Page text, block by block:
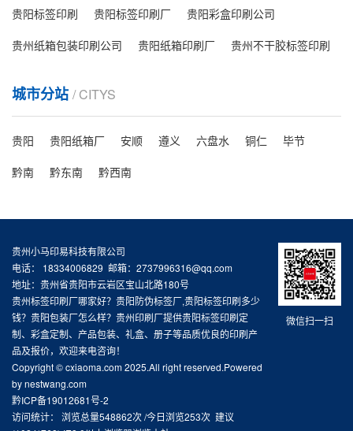
铜版纸不干胶标签
铜版纸不干胶标签又称涂布印刷纸，在香港等地区称为
不干胶标签。通常意义上我们把纸质...
贵阳标签印刷
贵阳标签印刷厂
贵阳彩盒印刷公司
贵州纸箱包装印刷公司
贵阳纸箱印刷厂 贵州不干胶标签印刷
城市分站 / CITYS
贵阳 贵阳纸箱厂 安顺 遵义 六盘水 铜仁
毕节
黔南
黔东南 黔西南
微信扫一扫
贵州小马印易科技有限公司
电话： 18334006829 邮箱：2737996316@qq.com
地址：贵州省贵阳市云岩区宝山北路180号
贵州标签印刷厂哪家好？贵阳防伪标签厂,贵阳标签印刷多少
钱？贵阳包装厂怎么样？贵州印刷厂提供贵阳标签印刷定
制、彩盒定制、产品包装、礼盒、册子等品质优良的印刷产
品及报价，欢迎来电咨询！
Copyright © cxiaoma.com 2025.All right reserved.Powered
by nestwang.com
黔ICP备19012681号-2
访问统计： 浏览总量548862次 /今日浏览253次 建议